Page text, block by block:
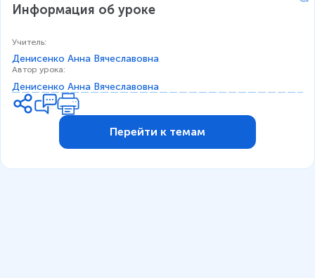
Информация об уроке
Учитель:
Денисенко Анна Вячеславовна
Автор урока:
Денисенко Анна Вячеславовна
Перейти к темам